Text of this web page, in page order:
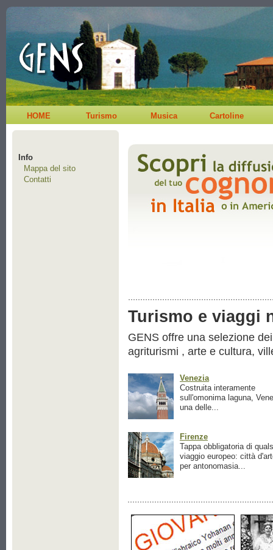
HOME Turismo Musica Cartoline
Info
Mappa del sito
Contatti
Turismo e viaggi
GENS offre una selezione
agriturismi , arte e cultura,
Venezia
Costruita interamente
sull'omonima laguna,
una delle...
Firenze
Tappa obbligatoria di
viaggio europeo: città
per antonomasia...